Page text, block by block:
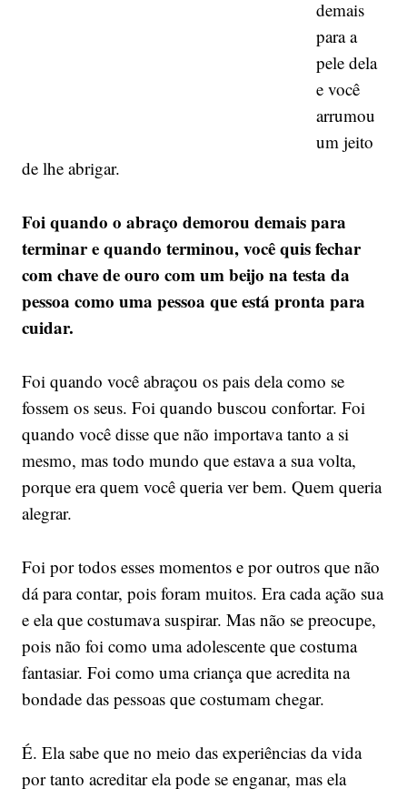
demais
para a
pele dela
e você
arrumou
um jeito
de lhe abrigar.
Foi quando o abraço demorou demais para
terminar e quando terminou, você quis fechar
com chave de ouro com um beijo na testa da
pessoa como uma pessoa que está pronta para
cuidar.
Foi quando você abraçou os pais dela como se
fossem os seus. Foi quando buscou confortar. Foi
quando você disse que não importava tanto a si
mesmo, mas todo mundo que estava a sua volta,
porque era quem você queria ver bem. Quem queria
alegrar.
Foi por todos esses momentos e por outros que não
dá para contar, pois foram muitos. Era cada ação sua
e ela que costumava suspirar. Mas não se preocupe,
pois não foi como uma adolescente que costuma
fantasiar. Foi como uma criança que acredita na
bondade das pessoas que costumam chegar.
É. Ela sabe que no meio das experiências da vida
por tanto acreditar ela pode se enganar, mas ela